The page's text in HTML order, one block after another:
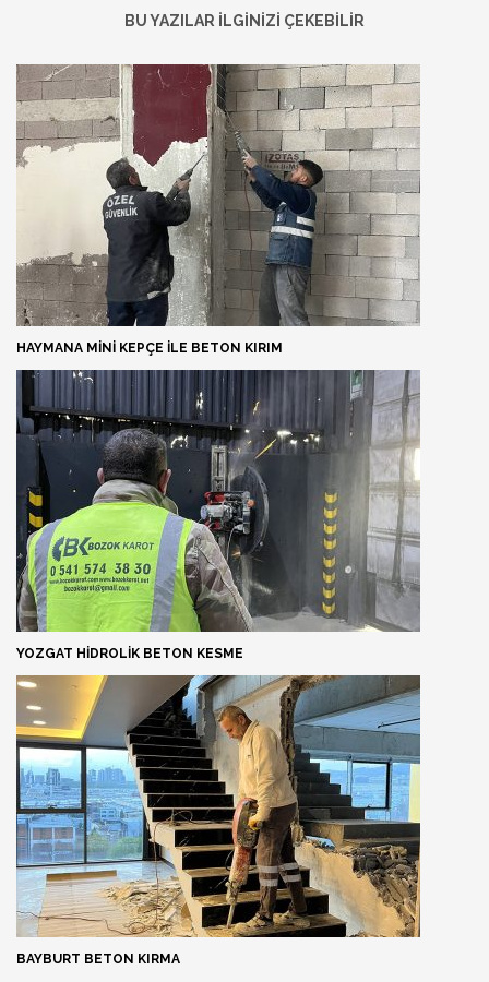
BU YAZILAR İLGİNİZİ ÇEKEBİLİR
HAYMANA MINI KEPÇE ILE BETON KIRIM
YOZGAT HIDROLIK BETON KESME
BAYBURT BETON KIRMA